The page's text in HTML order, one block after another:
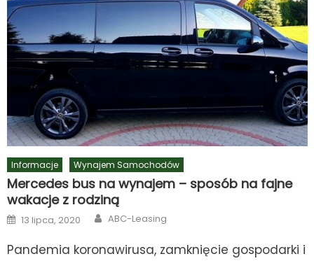
Informacje Wynajem Samochodów
Mercedes bus na wynajem – sposób na fajne
wakacje z rodziną
Posted
on
13 lipca, 2020 Author
ABC-Leasing
Pandemia koronawirusa, zamknięcie gospodarki i